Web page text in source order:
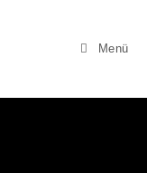
Menü